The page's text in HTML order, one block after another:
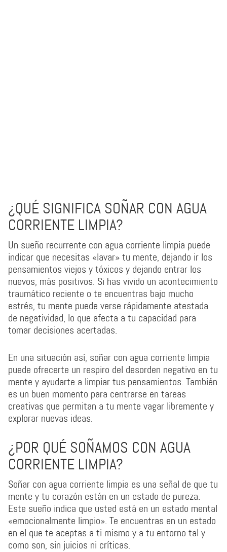
¿QUÉ SIGNIFICA SOÑAR CON AGUA
CORRIENTE LIMPIA?
Un sueño recurrente con agua corriente limpia puede
indicar que necesitas «lavar» tu mente, dejando ir los
pensamientos viejos y tóxicos y dejando entrar los
nuevos, más positivos. Si has vivido un acontecimiento
traumático reciente o te encuentras bajo mucho
estrés, tu mente puede verse rápidamente atestada
de negatividad, lo que afecta a tu capacidad para
tomar decisiones acertadas.
En una situación así, soñar con agua corriente limpia
puede ofrecerte un respiro del desorden negativo en tu
mente y ayudarte a limpiar tus pensamientos. También
es un buen momento para centrarse en tareas
creativas que permitan a tu mente vagar libremente y
explorar nuevas ideas.
¿POR QUÉ SOÑAMOS CON AGUA
CORRIENTE LIMPIA?
Soñar con agua corriente limpia es una señal de que tu
mente y tu corazón están en un estado de pureza.
Este sueño indica que usted está en un estado mental
«emocionalmente limpio». Te encuentras en un estado
en el que te aceptas a ti mismo y a tu entorno tal y
como son, sin juicios ni críticas.